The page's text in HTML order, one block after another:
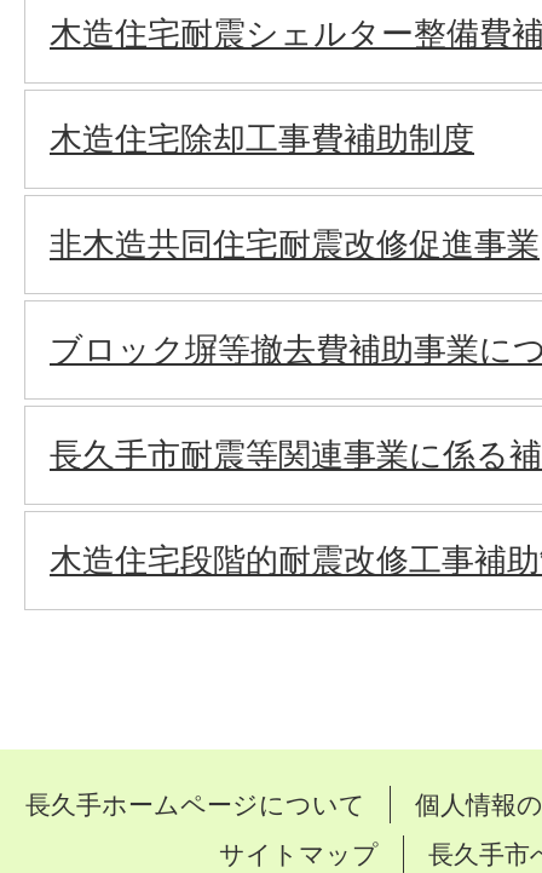
木造住宅耐震シェルター整備費
木造住宅除却工事費補助制度
非木造共同住宅耐震改修促進事業
ブロック塀等撤去費補助事業に
長久手市耐震等関連事業に係る
木造住宅段階的耐震改修工事補
長久手ホームページについて
個人情報
サイトマップ
長久手市